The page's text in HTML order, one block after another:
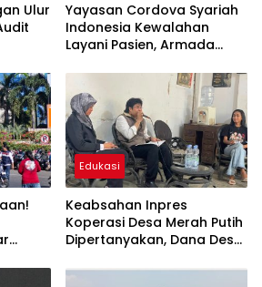
Ulur
Yayasan Cordova Syariah
Indonesia Kewalahan
Layani Pasien, Armada
Edukasi
Keabsahan Inpres
Koperasi Desa Merah Putih
Dipertanyakan, Dana Desa
“Digadaikan”